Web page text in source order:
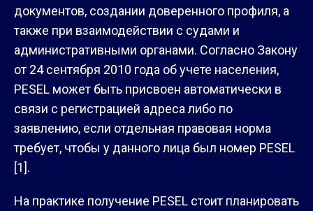
документов, создании доверенного профиля, а
также при взаимодействии с судами и
административными органами. Согласно Закону
от 24 сентября 2010 года об учете населения,
PESEL может быть присвоен автоматически в
связи с регистрацией адреса либо по
заявлению, если отдельная правовая норма
требует, чтобы у данного лица был номер PESEL
[1].
На практике получение PESEL стоит планировать